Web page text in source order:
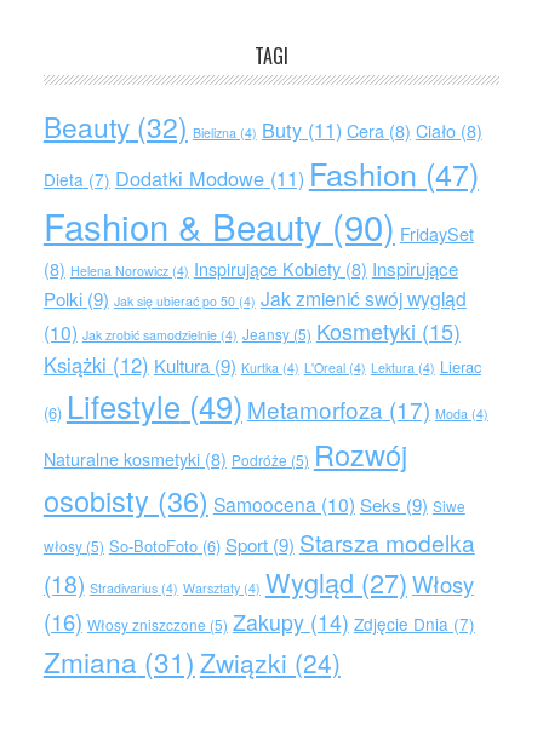
TAGI
Beauty(32) Bielizna (4) Buty(11) Cera (8) Ciało(8)
Dieta (7) Dodatki Modowe(11) Fashion (47)
Fashion & Beauty (90) FridaySet
(8) Helena Norowicz(4) Inspirujące Kobiety(8) Inspirujące
Polki(9) Jak się ubierać po 50(4) Jak zmienić swój wygląd
(10) Jak zrobić samodzielnie(4) Jeansy(5) Kosmetyki (15)
Książki (12) Kultura(9) Kurtka (4) L'Oreal(4) Lektura (4) Lierac
(6) Lifestyle (49) Metamorfoza (17) Moda (4)
Naturalne kosmetyki(8) Podróże (5) Rozwój
osobisty (36) Samoocena (10) Seks (9) Siwe
włosy(5) So-BotoFoto(6) Sport(9) Starsza modelka
(18) Stradivarius(4) Warsztaty(4) Wygląd (27)Włosy
(16) Włosy zniszczone (5) Zakupy(14) Zdjęcie Dnia (7)
Zmiana (31) Związki (24)